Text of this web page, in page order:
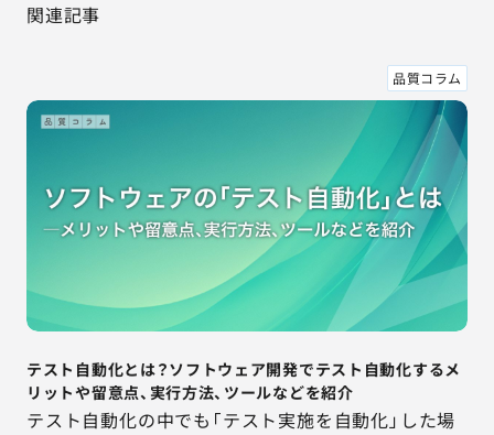
関連記事
品質コラム
テスト自動化とは？ソフトウェア開発でテスト自動化するメ
リットや留意点、実行方法、ツールなどを紹介
テスト自動化の中でも「テスト実施を自動化」した場